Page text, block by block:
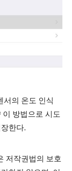
서의 온도 인식
방법으로 시도
한다.
저작권법의 보호